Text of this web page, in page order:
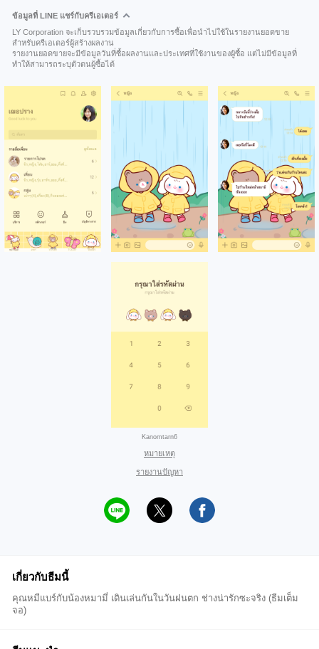
ข้อมูลที่ LINE แชร์กับครีเอเตอร์
LY Corporation จะเก็บรวบรวมข้อมูลเกี่ยวกับการซื้อเพื่อนำไปใช้ในรายงานยอดขาย
สำหรับครีเอเตอร์ผู้สร้างผลงาน
รายงานยอดขายจะมีข้อมูลวันที่ซื้อผลงานและประเทศที่ใช้งานของผู้ซื้อ แต่ไม่มีข้อมูลที่
ทำให้สามารถระบุตัวตนผู้ซื้อได้
Kanomtarn6
หมายเหตุ
รายงานปัญหา
เกี่ยวกับธีมนี้
คุณหมีแบร์กับน้องหมามี่ เดินเล่นกันในวันฝนตก ช่างน่ารักซะจริง (ธีมเต็ม
จอ)